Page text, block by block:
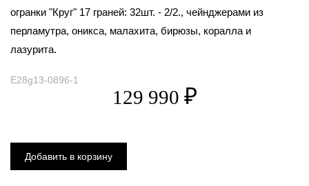
огранки "Круг" 17 граней: 32шт. - 2/2., чейнджерами из
перламутра, оникса, малахита, бирюзы, коралла и
лазурита.
E28g13-0896-1